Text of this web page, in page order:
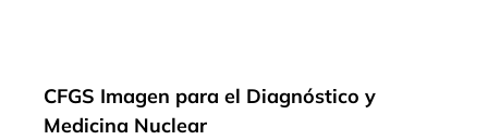
CFGS Imagen para el Diagnóstico y
Medicina Nuclear